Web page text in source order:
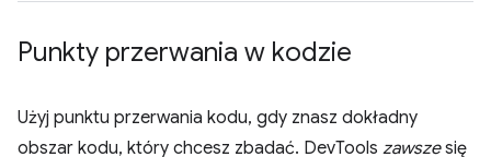
Punkty przerwania w kodzie
Użyj punktu przerwania kodu, gdy znasz dokładny
obszar kodu, który chcesz zbadać. DevTools zawszesię